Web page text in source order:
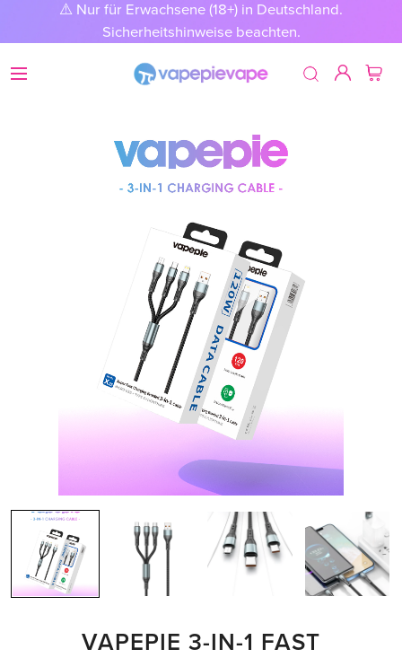
⚠️ Nur für Erwachsene (18+) in Deutschland.
Sicherheitshinweise beachten.
VAPEPIE 3-IN-1 FAST